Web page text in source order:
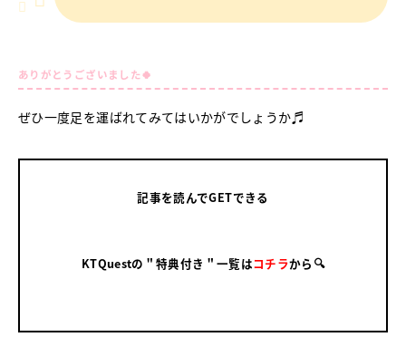
ありがとうございました🍀
ぜひ一度足を運ばれてみてはいかがでしょうか♬
記事を読んでGETできる
KTQuestの＂特典付き＂一覧はコチラから🔍